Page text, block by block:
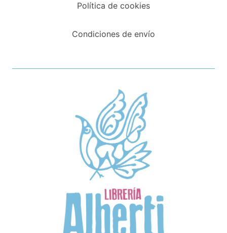
Política de cookies
Condiciones de envío